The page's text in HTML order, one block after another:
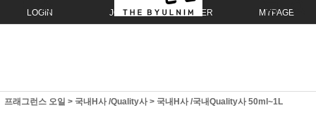
LOGIN JOIN ORDER MYPAGE
프래그런스 오일 > 국내H사 /Quality사> 국내H사 /국내Quality사 50ml~1L